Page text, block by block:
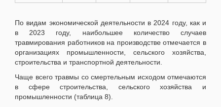
По видам экономической деятельности в 2024 году, как и
в 2023 году, наибольшее количество случаев
травмирования работников на производстве отмечается в
организациях промышленности, сельского хозяйства,
строительства и транспортной деятельности.
Чаще всего травмы со смертельным исходом отмечаются
в сфере строительства, сельского хозяйства и
промышленности (таблица 8).